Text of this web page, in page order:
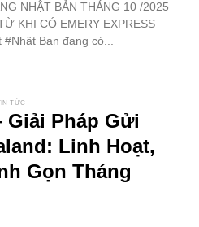
NHẬT BẢN THÁNG 10 /2025
KHI CÓ EMERY EXPRESS
Bạn đang có...
TỨC
Giải Pháp Gửi
Linh Hoạt,
Gọn Tháng